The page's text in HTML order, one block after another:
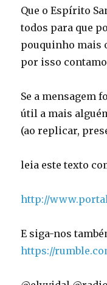
Que o Espírito
todos para que
pouquinho mais
por isso
Se a mensagem
útil a mais
(ao replicar,
leia este texto
http://
E siga-nos
https://